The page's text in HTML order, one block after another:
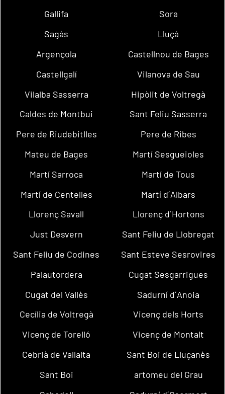
Gallifa
Sora
Sagàs
Lluçà
Argençola
Castellnou de Bages
Castellgalí
Vilanova de Sau
Vilalba Sasserra
Hipòlit de Voltregà
Caldes de Montbui
Sant Feliu Sasserra
Pere de Riudebitlles
Pere de Ribes
Mateu de Bages
Martí Sesgueioles
Martí Sarroca
Martí de Tous
Martí de Centelles
Martí d´Albars
Llorenç Savall
Llorenç d´Hortons
Just Desvern
Sant Feliu de Llobregat
Sant Feliu de Codines
Sant Esteve Sesrovires
Palautordera
Cugat Sesgarrigues
Cugat del Vallès
Sadurní d´Anoia
Cecília de Voltregà
Vicenç dels Horts
Vicenç de Torelló
Vicenç de Montalt
Cebrià de Vallalta
Sant Boi de Lluçanès
Sant Boi
artomeu del Grau